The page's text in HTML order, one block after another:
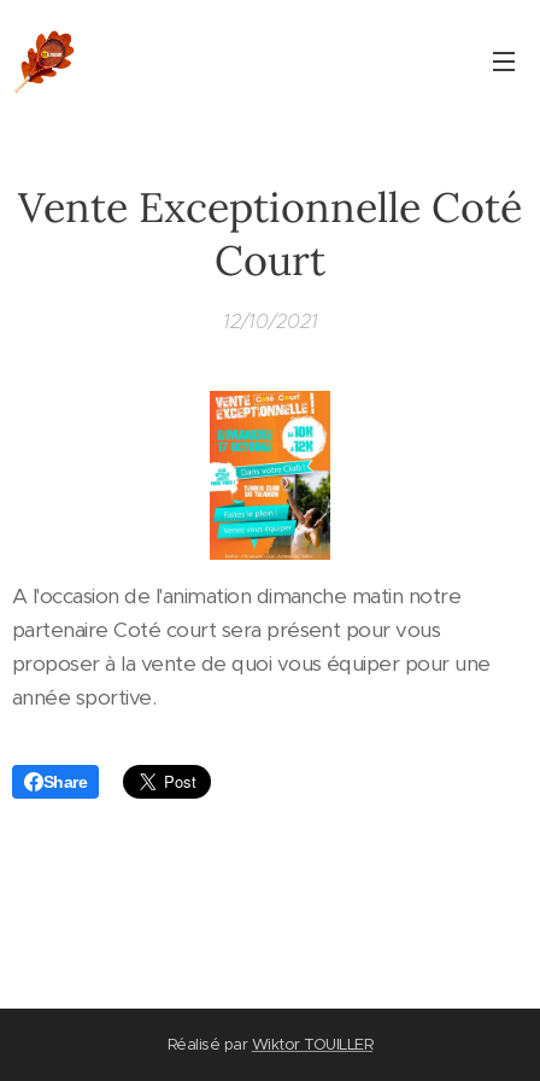
Vente Exceptionnelle Coté
Court
12/10/2021
A l'occasion de l'animation dimanche matin notre
partenaire Coté court sera présent pour vous
proposer à la vente de quoi vous équiper pour une
année sportive.
Share
Réalisé parWiktor TOUILLER